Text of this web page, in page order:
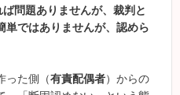
問題ありませんが、裁判と
単ではありませんが、認めら
った側（有責配偶者）からの